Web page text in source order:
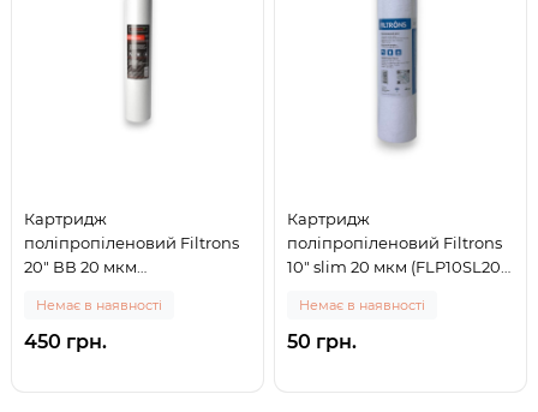
Картридж
поліпропіленовий Filtrons
20" ВВ 20 мкм
Немає в наявності
450 грн.
Картридж
поліпропіленовий Filtrons
10" slim 20 мкм (FLP10SL20)
Немає в наявності
50 грн.